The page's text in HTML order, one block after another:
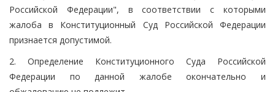
Российской Федерации", в соответствии с которыми
жалоба в Конституционный Суд Российской Федерации
признается допустимой.
2. Определение Конституционного Суда Российской
Федерации по данной жалобе окончательно и